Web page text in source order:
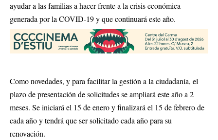
ayudar a las familias a hacer frente a la crisis económica
generada por la COVID-19 y que continuará este año.
Como novedades, y para facilitar la gestión a la ciudadanía, el
plazo de presentación de solicitudes se ampliará este año a 2
meses. Se iniciará el 15 de enero y finalizará el 15 de febrero de
cada año y tendrá que ser solicitado cada año para su
renovación.